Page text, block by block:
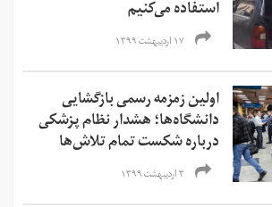
استفاده می‌کنیم
۱۷ اردیبهشت ۱۳۹۹
اولین زمزمه رسمی بازگشایی
دانشگاه‌ها؛ هشدار نظام پزشکی
درباره شکست تمام تلاش‌ها
۳ اردیبهشت ۱۳۹۹